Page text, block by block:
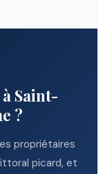
à Saint-
?
propriétaires
picard, et